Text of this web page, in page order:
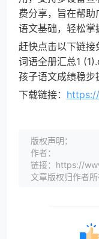
费分享，旨在帮
语文基础，轻松掌
赶快点击以下链接
词语全册汇总1
孩子语文成绩稳步
下载链接：
版权声明：
作者：
链接：https://
文章版权归作者所